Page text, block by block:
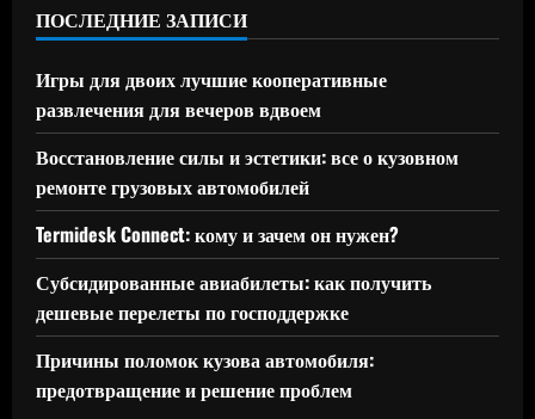
ПОСЛЕДНИЕ ЗАПИСИ
Игры для двоих лучшие кооперативные
развлечения для вечеров вдвоем
Восстановление силы и эстетики: все о кузовном
ремонте грузовых автомобилей
Termidesk Connect: кому и зачем он нужен?
Субсидированные авиабилеты: как получить
дешевые перелеты по господдержке
Причины поломок кузова автомобиля:
предотвращение и решение проблем